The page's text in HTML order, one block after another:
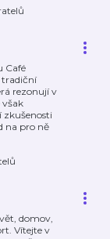
Café
tradiční
rezonují v
však
zkušenosti
na pro ně
domov,
Vítejte v